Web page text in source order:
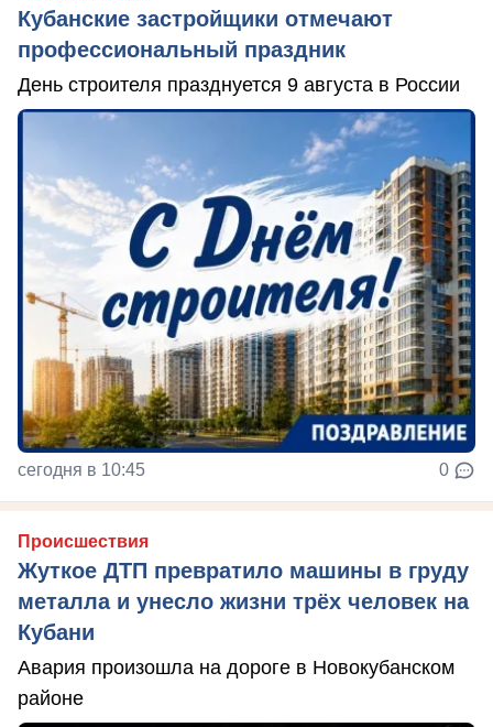
Кубанские застройщики отмечают
профессиональный праздник
День строителя празднуется 9 августа в России
сегодня в 10:45 0
Происшествия
Жуткое ДТП превратило машины в груду
металла и унесло жизни трёх человек на
Кубани
Авария произошла на дороге в Новокубанском
районе